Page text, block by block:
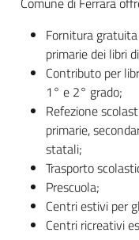
Fornitura
primarie dei libri
Contributo per
1° e 2° grado;
Refezione
primarie,
statali;
Trasporto
Prescuola;
Centri estivi per
Centri ricreativi